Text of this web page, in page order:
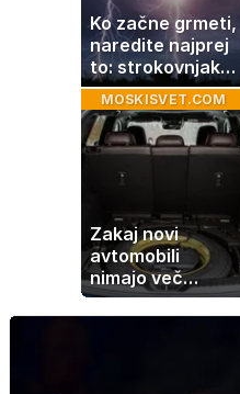
Ko začne grmeti,
naredite najprej
to: strokovnjaki
opozarjajo na
pogosto napako
MOSKISVET.COM
Zakaj novi
avtomobili
nimajo več
rezervne gume?